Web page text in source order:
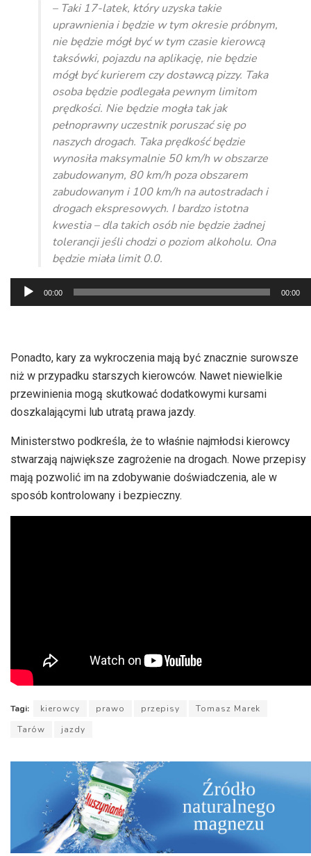
– Taki 17-latek, który uzyska takie
uprawnienia i będzie w tym okresie próbnym,
nie będzie mógł być w tym czasie kierowcą
taksówki, pojazdu na aplikację, nie będzie
mógł być kurierem czy dostawcą pizzy. Taka
osoba będzie podlegała pewnym limitom
prędkości. Nie będzie mogła tak jak
pełnoprawny uczestnik poruszać się po
naszych drogach. Taka prędkość będzie
wynosiła maksymalnie 50 km/h w obszarze
zabudowanym, 80 km/h poza obszarem
zabudowanym i 100 km/h na autostradach i
drogach ekspresowych. I bardzo istotna
kwestia – dla takich osób nie będzie żadnej
tolerancji jeśli chodzi o poziom alkoholu. Ona
będzie miała limit 0.0.
Odtwarzacz
plików
00:00 00:00
Ponadto, kary za wykroczenia mają być znacznie surowsze
niż w przypadku starszych kierowców. Nawet niewielkie
przewinienia mogą skutkować dodatkowymi kursami
doszkalającymi lub utratą prawa jazdy.
Ministerstwo podkreśla, że to właśnie najmłodsi kierowcy
stwarzają największe zagrożenie na drogach. Nowe przepisy
mają pozwolić im na zdobywanie doświadczenia, ale w
sposób kontrolowany i bezpieczny.
Tagi: kierowcy prawo przepisy
Tomasz Marek
Tarów
jazdy